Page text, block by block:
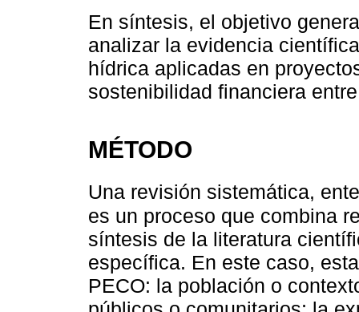
En síntesis, el objetivo
analizar la evidencia
hídrica aplicadas en
sostenibilidad financiera
MÉTODO
Una revisión sistemática,
es un proceso que combina
síntesis de la literatura
específica. En este caso,
PECO: la población o